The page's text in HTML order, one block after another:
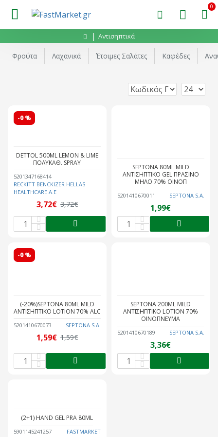
0
Αντισηπτικά
Φρούτα Λαχανικά Έτοιμες Σαλάτες Καφέδες
-0 %
5201347168414
RECKITT BENCKIZER HELLAS
HEALTHCARE Α.Ε
DETTOL 500ML LEMON & LIME
ΠΟΛΥΚΑΘ. SPRAY
3,72€ 3,72€
5201410670011 SEPTONA S.A.
SEPTONA 80ML MILD
ΑΝΤΙΣΗΠΤΙΚΟ GEL ΠΡΑΣΙΝΟ
ΜΗΛΟ 70% ΟΙΝΟΠ
1,99€
-0 %
5201410670073 SEPTONA S.A.
(-20%)SEPTONA 80ML MILD
ΑΝΤΙΣΗΠΤΙΚΟ LOTION 70% ALC
1,59€ 1,59€
5201410670189 SEPTONA S.A.
SEPTONA 200ML MILD
ΑΝΤΙΣΗΠΤΙΚΟ LOTION 70%
ΟΙΝΟΠΝΕΥΜΑ
3,36€
5901145241257 FASTMARKET
(2+1) HAND GEL PRA 80ML